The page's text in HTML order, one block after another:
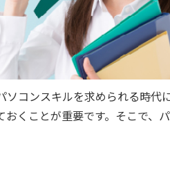
コンスキルを求められる時代
くことが重要です。そこで、